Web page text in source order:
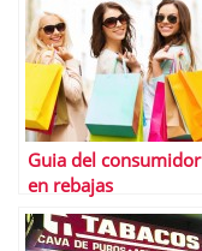
Guia del consumidor
en rebajas